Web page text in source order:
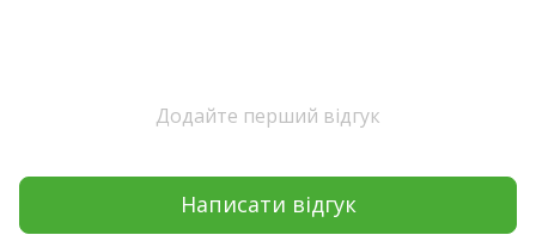
Додайте перший відгук
Написати відгук